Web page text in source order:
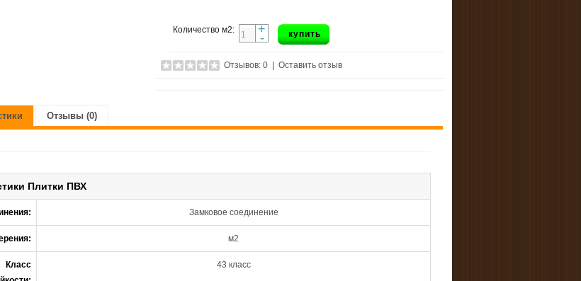
Количество м2: +
- купить
Отзывов: 0 |Оставить отзыв
Отзывы (0)
Плитки ПВХ
Замковое соединение
м2
Класс
43 класс